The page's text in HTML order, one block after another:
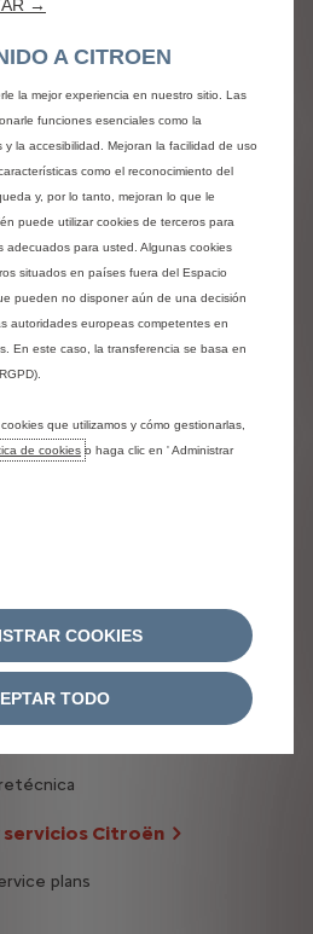
diesel ou essence
électrique
hybride
pour entretenir votre véhicule
y reparación Citroën
Citroën
Citroën
Citroën
Citroën
servicios Citroën
plans
→
A CITROEN
la mejor experiencia en nuestro sitio. Las
funciones esenciales como la
la accesibilidad. Mejoran la facilidad de uso
como el reconocimiento del
y, por lo tanto, mejoran lo que le
puede utilizar cookies de terceros para
adecuados para usted. Algunas cookies
situados en países fuera del Espacio
pueden no disponer aún de una decisión
autoridades europeas competentes en
En este caso, la transferencia se basa en
que utilizamos y cómo gestionarlas,
de cookies o haga clic en ' Administrar
COOKIES
TODO